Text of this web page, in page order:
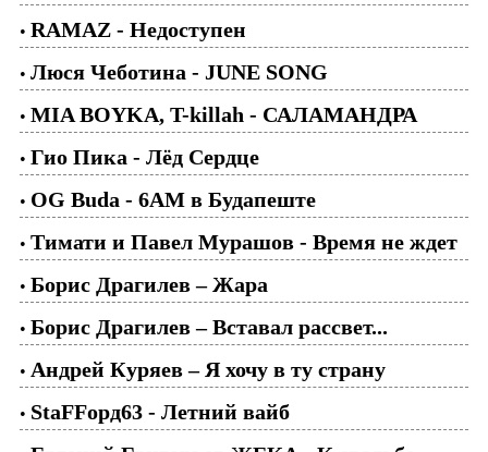
• RAMAZ - Недоступен
• Люся Чеботина - JUNE SONG
• MIA BOYKA, T-killah - САЛАМАНДРА
• Гио Пика - Лёд Сердце
• OG Buda - 6AM в Будапеште
• Тимати и Павел Мурашoв - Время не ждет
• Борис Драгилев – Жара
• Борис Драгилев – Вставал рассвет...
• Андрей Куряев – Я хочу в ту страну
• StaFFорд63 - Летний вайб